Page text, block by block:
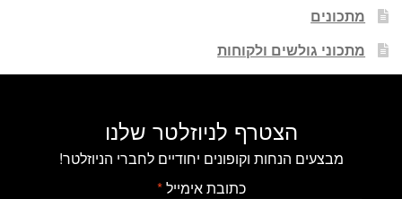
מתכונים
מתכוני גולשים ולקוחות
הצטרף לניוזלטר שלנו
מבצעים הנחות וקופונים יחודיים לחברי הניוזלטר!
כתובת אימייל*